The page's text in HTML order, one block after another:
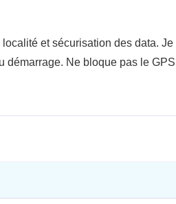
et sécurisation des data. Je
démarrage. Ne bloque pas le